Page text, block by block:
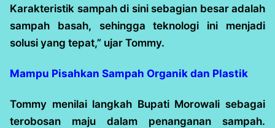
Karakteristik sampah di sini sebagian besar adalah
sampah basah, sehingga teknologi ini menjadi
solusi yang tepat,” ujar Tommy.
Mampu Pisahkan Sampah Organik dan Plastik
Tommy menilai langkah Bupati Morowali sebagai
terobosan maju dalam penanganan sampah.